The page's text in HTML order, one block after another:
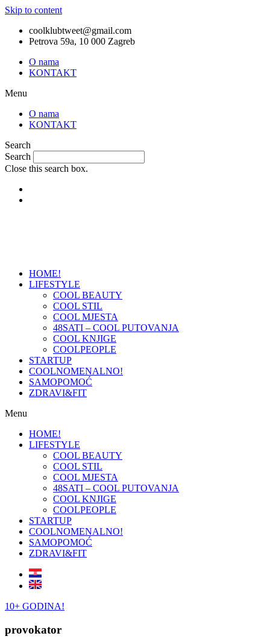
Skip to content
coolklubtweet@gmail.com
Petrova 59a, 10 000 Zagreb
O nama
KONTAKT
Menu
O nama
KONTAKT
Search
Search
Close this search box.
HOME!
LIFESTYLE
COOL BEAUTY
COOL STIL
COOL MJESTA
48SATI – COOL PUTOVANJA
COOL KNJIGE
COOLPEOPLE
STARTUP
COOLNOMENALNO!
SAMOPOMOĆ
ZDRAVI&FIT
Menu
HOME!
LIFESTYLE
COOL BEAUTY
COOL STIL
COOL MJESTA
48SATI – COOL PUTOVANJA
COOL KNJIGE
COOLPEOPLE
STARTUP
COOLNOMENALNO!
SAMOPOMOĆ
ZDRAVI&FIT
10+ GODINA!
provokator